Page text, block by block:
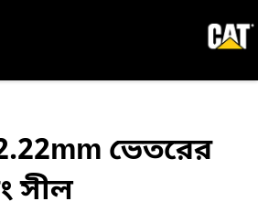
ভেতরের
সীল